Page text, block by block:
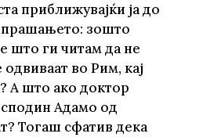
приближувајќи ја до
зошто
што ги читам да не
во Рим, кај
А што ако доктор
Адамо од
Тогаш сфатив дека